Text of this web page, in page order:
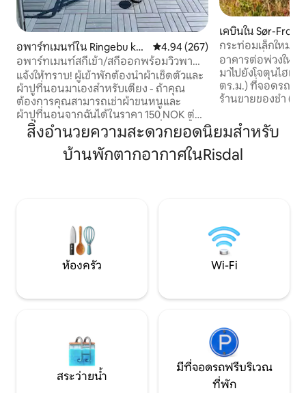
อพาร์ทเมนท์ใน Ringebu ko
mmune
คะแนนเฉลี่ย 4.94 จาก 5, 267 รีวิว
4.94 (267)
อพาร์ทเมนท์สกีเข้า/สกีออกพร้อมวิวพา
โนรามา
แจ้งให้ทราบ! ผู้เข้าพักต้องนำผ้าเช็ดตัวและ
ผ้าปูที่นอนมาเองสำหรับเตียง - ถ้าคุณ
ต้องการคุณสามารถเช่าผ้าขนหนูและ
ผ้าปูที่นอนจากฉันได้ในราคา 150 NOK ต่อ
คน - มีหมอนและผ้านวมสำหรับที่นอนทั้ง
หมดในอพาร์ทเมนท์นี้ แจ้งให้ทราบ! ผู้เข้า
พักต้องทำความสะอาดอพาร์ทเมนท์
ต่างกันไปเนื่องจากผู้เข้าพักก่อนหน้านี้ต้อง
รับผิดชอบในการทำความสะอาดก่อนที่คุณ
จะมาถึง - ทีมทำความสะอาดของฉัน
ทำความสะอาดอย่างทั่วถึงเป็นประจำเพื่อ
จากผู้เข้าพักทุกคน - หากคุณไม่ต้องการ
ราคา 1200 NOK ต้องจองอย่างน้อย 48
ชั่วโมงก่อนออกเดินทาง
เคบินใน Sør-Fron
กระท่อมเล็กใหม่ (
พร้อมวิวที่สวยงาม
อาคารต่อพ่วงใหม่
มาไปยังโจตุนไฮเ
ตร.ม.) ที่จอดรถฟรี นั่งรถเพียง 5 นาทีไปยัง:
ร้านขายของชำ (เ
& Aktiv,
Gynt Arena (โรง
กีฬา Peer Gynt ที่
ลานสกีที่มีไฟส่องส
เครือข่ายเส้นทาง
ประมาณกลางเดือ
สิ่งอำนวยความสะดวกยอดนิยมสำหรับ
บ้านพักตากอากาศในRisdal
ห้องครัว Wi-Fi
สระว่ายน้ำ
มีที่จอดรถฟรีบริเวณ
ที่พัก